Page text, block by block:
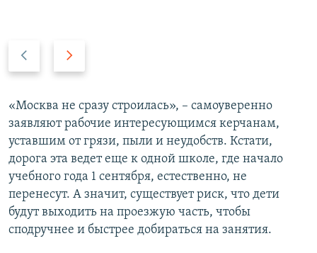
д
ы
д
у
щ
и
й
с
д
у
ю
щ
и
й
с
л
«Москва не сразу строилась», – самоуверенно
заявляют рабочие интересующимся керчанам,
уставшим от грязи, пыли и неудобств. Кстати,
дорога эта ведет еще к одной школе, где начало
учебного года 1 сентября, естественно, не
перенесут. А значит, существует риск, что дети
будут выходить на проезжую часть, чтобы
сподручнее и быстрее добираться на занятия.